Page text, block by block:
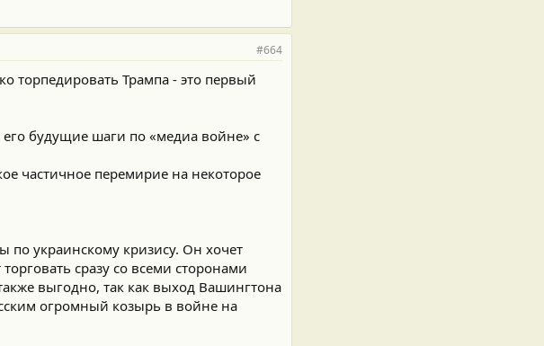
#664
торпедировать Трампа - это первый
будущие шаги по «медиа войне» с
частичное перемирие на некоторое
по украинскому кризису. Он хочет
сразу со всеми сторонами
выгодно, так как выход Вашингтона
огромный козырь в войне на